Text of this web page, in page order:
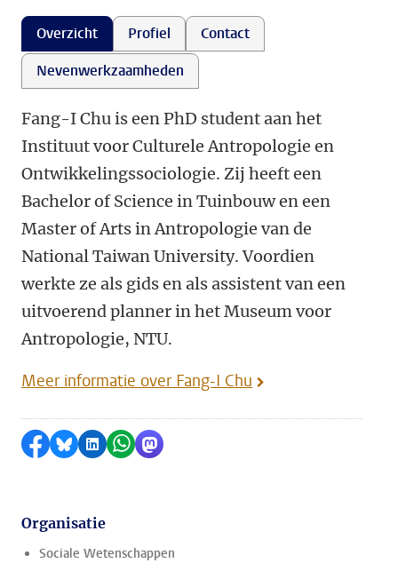
Overzicht Profiel
Contact
Nevenwerkzaamheden
Fang-I Chu is een PhD student aan het
Instituut voor Culturele Antropologie en
Ontwikkelingssociologie. Zij heeft een
Bachelor of Science in Tuinbouw en een
Master of Arts in Antropologie van de
National Taiwan University. Voordien
werkte ze als gids en als assistent van een
uitvoerend planner in het Museum voor
Antropologie, NTU.
Meer informatie over Fang-I Chu
Delen op Facebook
Delen via Bluesky
Delen op LinkedIn
Delen via WhatsApp
Delen via Mastodon
Organisatie
Sociale Wetenschappen